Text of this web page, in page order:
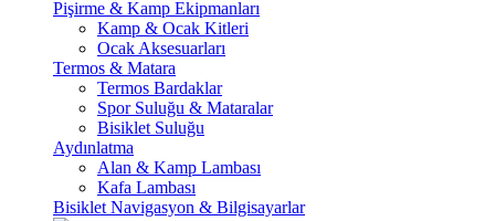
Pişirme & Kamp Ekipmanları
Kamp & Ocak Kitleri
Ocak Aksesuarları
Termos & Matara
Termos Bardaklar
Spor Suluğu & Mataralar
Bisiklet Suluğu
Aydınlatma
Alan & Kamp Lambası
Kafa Lambası
Bisiklet Navigasyon & Bilgisayarlar